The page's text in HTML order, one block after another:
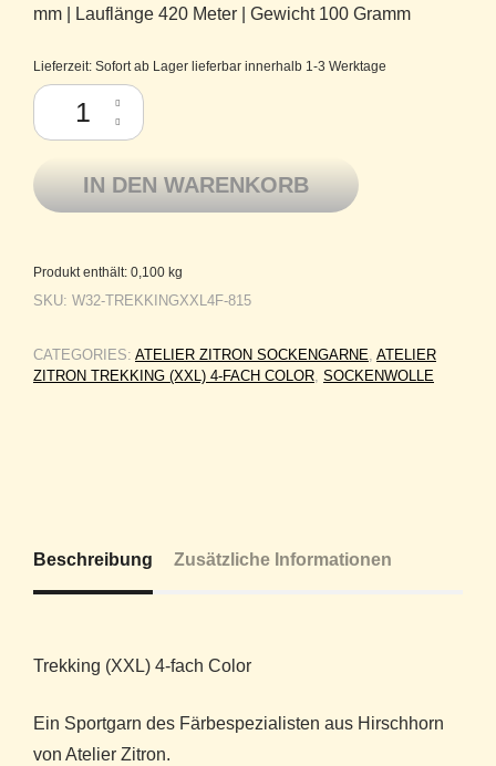
mm | Lauflänge 420 Meter | Gewicht 100 Gramm
Lieferzeit: Sofort ab Lager lieferbar innerhalb 1-3 Werktage
Atelier Zitron Sockenwolle Trekking (XXL) 4-fach Color 815 Menge
IN DEN WARENKORB
Produkt enthält: 0,100 kg
SKU: W32-TREKKINGXXL4F-815
CATEGORIES: ATELIER ZITRON SOCKENGARNE, ATELIER
ZITRON TREKKING (XXL) 4-FACH COLOR, SOCKENWOLLE
Beschreibung Zusätzliche Informationen
Trekking (XXL) 4-fach Color
Ein Sportgarn des Färbespezialisten aus Hirschhorn
von Atelier Zitron.